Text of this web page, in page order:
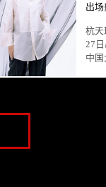
出场
杭天
27日
中国